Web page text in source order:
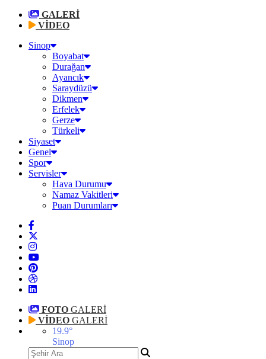
GALERİ
VİDEO
Sinop
Boyabat
Durağan
Ayancık
Saraydüzü
Dikmen
Erfelek
Gerze
Türkeli
Siyaset
Genel
Spor
Servisler
Hava Durumu
Namaz Vakitleri
Puan Durumları
FOTO GALERİ
VİDEO GALERİ
19.9°
Sinop